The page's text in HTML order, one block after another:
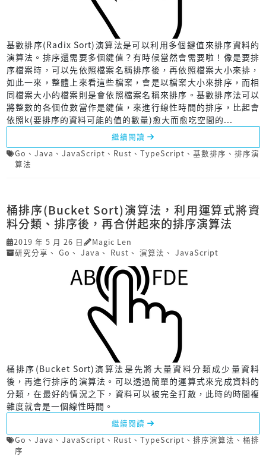
基數排序(Radix Sort)演算法是可以利用多個鍵值來排序資料的
演算法。排序還需要多個鍵值？有時候當然會需要啦！像是要排
序檔案時，可以先依照檔案名稱排序後，再依照檔案大小來排，
如此一來，整體上來看這些檔案，會是以檔案大小來排序，而相
同檔案大小的檔案則是會依照檔案名稱來排序。基數排序法可以
將整數的各個位數當作是鍵值，來進行線性時間的排序，比起會
依照k(要排序的資料可能的值的數量)愈大而愈吃空間的...
繼續閱讀
Go 、 Java 、 JavaScript 、 Rust 、 TypeScript 、 基數排序 、 排序演
算法
桶排序(Bucket Sort)演算法，利用運算式將資
料分類、排序後，再合併起來的排序演算法
2019 年 5 月 26 日
Magic Len
研究分享 、 Go 、 Java 、 Rust 、 演算法 、 JavaScript
桶排序(Bucket Sort)演算法是先將大量資料分類成少量資料
後，再進行排序的演算法。可以透過簡單的運算式來完成資料的
分類，在最好的情況之下，資料可以被完全打散，此時的時間複
雜度就會是一個線性時間。
繼續閱讀
Go 、 Java 、 JavaScript 、 Rust 、 TypeScript 、 排序演算法 、 桶排
序